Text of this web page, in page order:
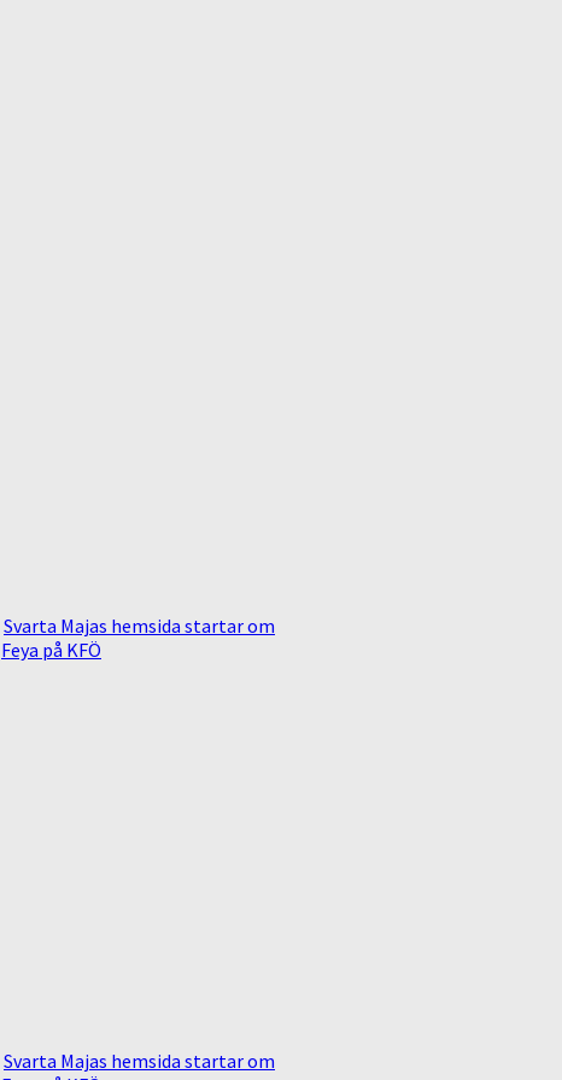
Svarta Majas hemsida startar om
Feya på KFÖ
Svarta Majas hemsida startar om